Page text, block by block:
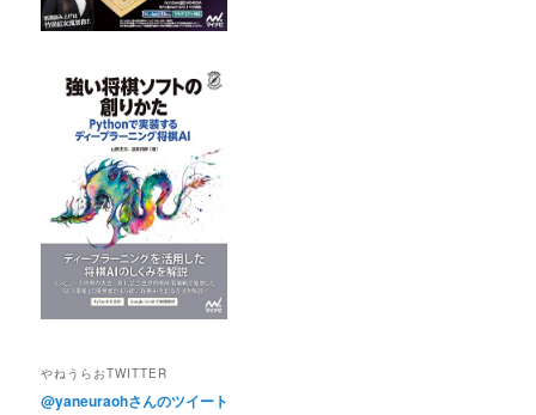
やねうらおTWITTER
@yaneuraohさんのツイート